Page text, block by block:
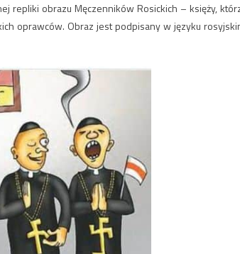
repliki obrazu Męczenników Rosickich – księży,
oprawców. Obraz jest podpisany w języku